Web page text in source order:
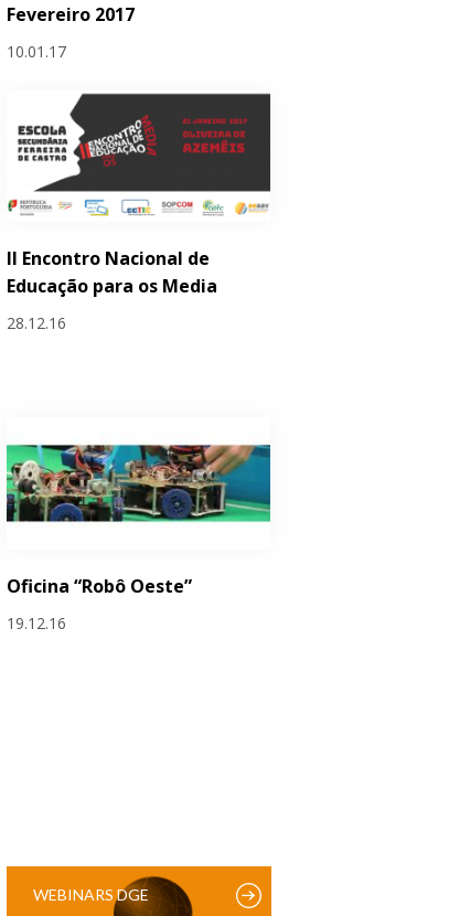
Fevereiro 2017
10.01.17
II Encontro Nacional de
Educação para os Media
28.12.16
Oficina “Robô Oeste”
19.12.16
WEBINARS DGE